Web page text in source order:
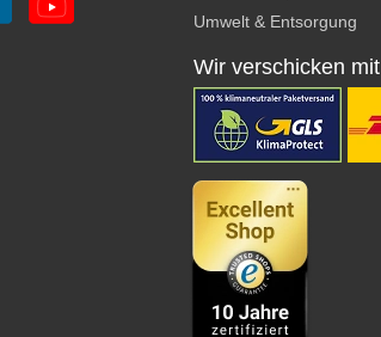
Umwelt & Entsorgung
Wir verschicken mit